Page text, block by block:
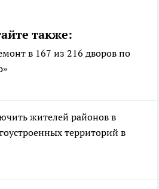
также:
в 167 из 216 дворов по
жителей районов в
территорий в